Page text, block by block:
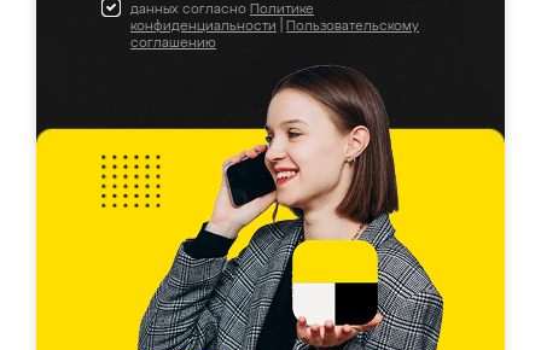
данных согласно Политике
конфиденциальности
Пользовательскому
соглашению